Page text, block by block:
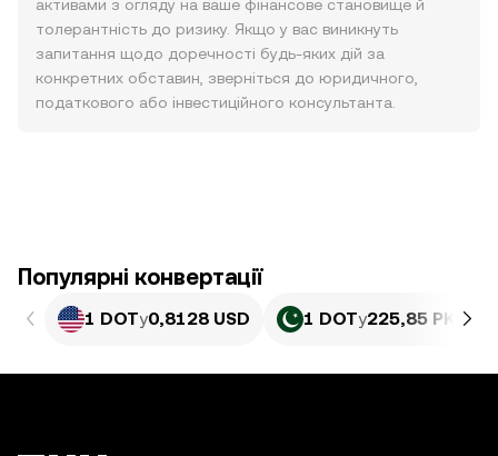
активами з огляду на ваше фінансове становище й
толерантність до ризику. Якщо у вас виникнуть
запитання щодо доречності будь-яких дій за
конкретних обставин, зверніться до юридичного,
податкового або інвестиційного консультанта.
Популярні конвертації
1 DOTу0,8128 USD 1 DOTу225,85 PKR